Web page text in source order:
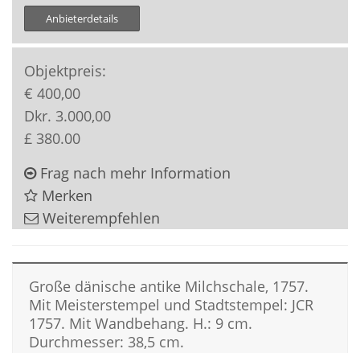
Anbieterdetails
Objektpreis:
€ 400,00
Dkr. 3.000,00
£ 380.00
Frag nach mehr Information
Merken
Weiterempfehlen
Große dänische antike Milchschale, 1757.
Mit Meisterstempel und Stadtstempel: JCR
1757. Mit Wandbehang. H.: 9 cm.
Durchmesser: 38,5 cm.